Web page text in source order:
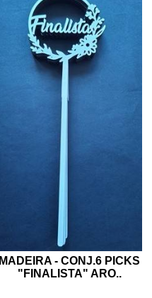
MADEIRA - CONJ.6 PICKS
"FINALISTA" ARO..